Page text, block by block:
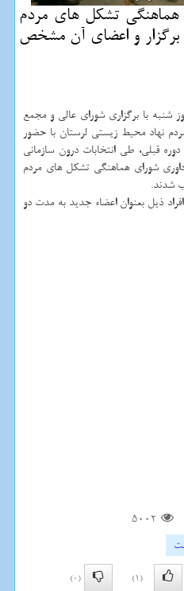
هماهنگی تشكل های مردم
برگزار و اعضای آن مشخص
شنبه با برگزاری شورای عالی و مجمع
نهاد محیط زیستی لرستان با حضور
قبلی، طی انتخابات درون سازمانی
شورای هماهنگی تشكل های مردم
شدند.
ذیل بعنوان اعضاء جدید به مدت دو
5002
(1)
(0)